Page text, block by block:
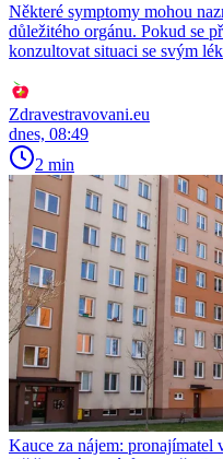
Některé symptomy mohou
důležitého orgánu. Pokud se
konzultovat situaci se svým
Zdravestravovani.eu
dnes, 08:49
2 min
Kauce za nájem: pronajímatel